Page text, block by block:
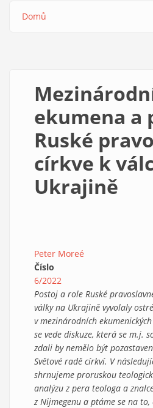
Domů
ekumena a
Ruské
církve k
Ukrajině
Peter Moreé
Číslo
6/2022
Postoj a role Ruské
války na Ukrajině vyvolaly
v mezinárodních
se vede diskuze, která se m.j.
zdali by nemělo být
Světové radě církví. V
shrnujeme proruskou
analýzu z pera teologa a
z Nijmegenu a ptáme se na